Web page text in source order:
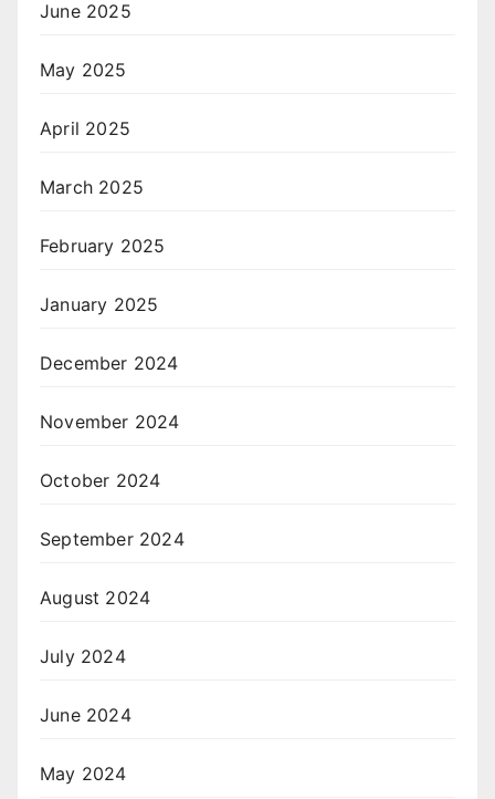
June 2025
May 2025
April 2025
March 2025
February 2025
January 2025
December 2024
November 2024
October 2024
September 2024
August 2024
July 2024
June 2024
May 2024